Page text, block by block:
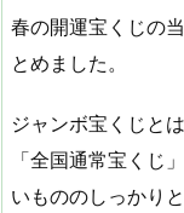
春の開運宝くじの
とめました。
ジャンボ宝くじと
「全国通常宝くじ
いもののしっかり